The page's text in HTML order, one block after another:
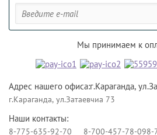
Мы принимаем к
Адрес нашего офиса:г.Караганда,
г.Караганда, ул.Затаевчиа 73
Наши контакты:
8-775-635-92-70 8-700-457-78-098-